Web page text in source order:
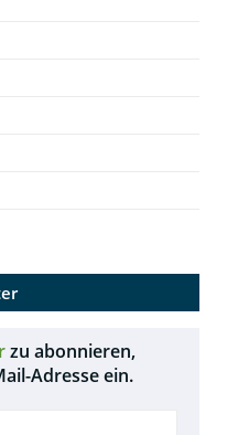
zu abonnieren,
Adresse ein.